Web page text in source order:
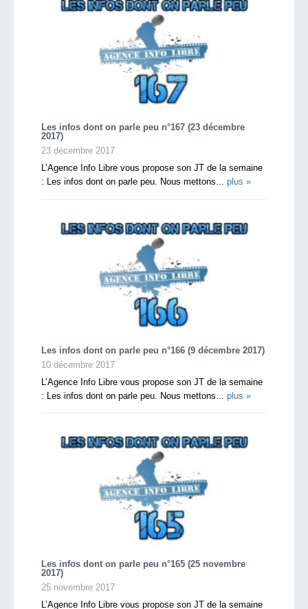
Les infos dont on parle peu n°167 (23 décembre
2017)
23 décembre 2017
L’Agence Info Libre vous propose son JT de la semaine
: Les infos dont on parle peu. Nous mettons... plus »
Les infos dont on parle peu n°166 (9 décembre 2017)
10 décembre 2017
L’Agence Info Libre vous propose son JT de la semaine
: Les infos dont on parle peu. Nous mettons... plus »
Les infos dont on parle peu n°165 (25 novembre
2017)
25 novembre 2017
L’Agence Info Libre vous propose son JT de la semaine